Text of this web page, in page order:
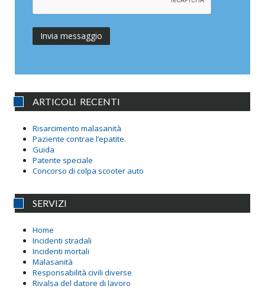
ARTICOLI RECENTI
Risarcimento malasanità
Paziente contrae l’epatite.
Guida
Patente speciale
Concorso di colpa scooter auto
SERVIZI
Home
Incidenti stradali
Incidenti mortali
Malasanità
Responsabilità civili diverse
Rivalsa del datore di lavoro